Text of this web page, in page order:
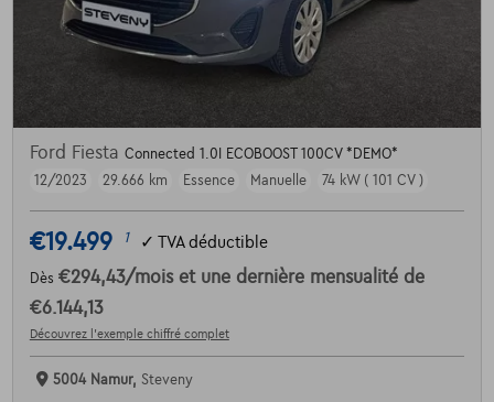
Ford Fiesta Connected 1.0I ECOBOOST 100CV *DEMO*
12/2023
29.666 km Essence Manuelle 74 kW ( 101 CV )
€19.499 1 ✓ TVA déductible
Dès €294,43/mois et une dernière mensualité de
€6.144,13
Découvrez l’exemple chiffré complet
5004 Namur, Steveny